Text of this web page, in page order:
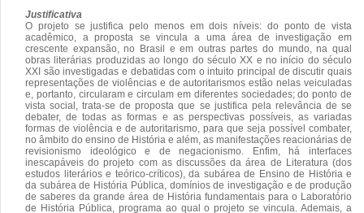
Justificativa
O projeto se justifica pelo menos em dois níveis: do ponto de vista
acadêmico, a proposta se vincula a uma área de investigação em
crescente expansão, no Brasil e em outras partes do mundo, na qual
obras literárias produzidas ao longo do século XX e no início do século
XXI são investigadas e debatidas com o intuito principal de discutir quais
representações de violências e de autoritarismos estão nelas veiculadas
e, portanto, circularam e circulam em diferentes sociedades; do ponto de
vista social, trata-se de proposta que se justifica pela relevância de se
debater, de todas as formas e as perspectivas possíveis, as variadas
formas de violência e de autoritarismo, para que seja possível combater,
no âmbito do ensino de História e além, as manifestações reacionárias de
revisionismo ideológico e de negacionismo. Enfim, há interfaces
inescapáveis do projeto com as discussões da área de Literatura (dos
estudos literários e teórico-críticos), da subárea de Ensino de História e
da subárea de História Pública, domínios de investigação e de produção
de saberes da grande área de História fundamentais para o Laboratório
de História Pública, programa ao qual o projeto se vincula. Ademais, a